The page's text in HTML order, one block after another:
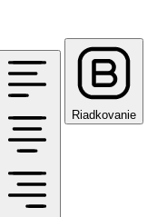
Riadkovanie